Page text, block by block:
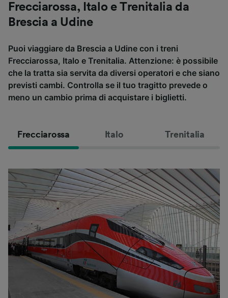
Frecciarossa, Italo e Trenitalia da
Brescia a Udine
Puoi viaggiare da Brescia a Udine con i treni
Frecciarossa, Italo e Trenitalia. Attenzione: è possibile
che la tratta sia servita da diversi operatori e che siano
previsti cambi. Controlla se il tuo tragitto prevede o
meno un cambio prima di acquistare i biglietti.
Frecciarossa Italo Trenitalia